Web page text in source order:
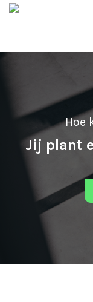
Hoe
Jij plant